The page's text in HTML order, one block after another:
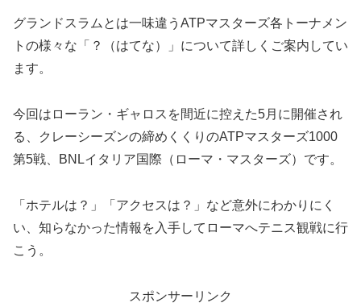
グランドスラムとは一味違うATPマスターズ各トーナメン
トの様々な「？（はてな）」について詳しくご案内してい
ます。
今回はローラン・ギャロスを間近に控えた5月に開催され
る、クレーシーズンの締めくくりのATPマスターズ1000
第5戦、BNLイタリア国際（ローマ・マスターズ）です。
「ホテルは？」「アクセスは？」など意外にわかりにく
い、知らなかった情報を入手してローマへテニス観戦に行
こう。
スポンサーリンク